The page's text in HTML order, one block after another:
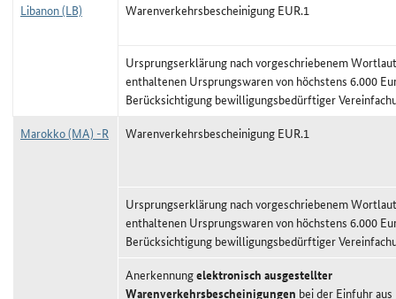
Libanon (LB)
Warenverkehrsbescheinigung EUR.1
Ursprungserklärung nach vorgeschriebenem
enthaltenen Ursprungswaren von höchstens 6.000
Berücksichtigung bewilligungsbedürftiger
Marokko (MA) -R
Warenverkehrsbescheinigung EUR.1
Ursprungserklärung nach vorgeschriebenem
enthaltenen Ursprungswaren von höchstens 6.000
Berücksichtigung bewilligungsbedürftiger
Anerkennungelektronisch ausgestellter
Warenverkehrsbescheinigungen bei der Einfuhr